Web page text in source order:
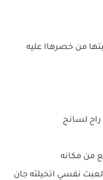
من خصرهاا عليه
لسانج
من مكانه
نفسي اتخيلته جان